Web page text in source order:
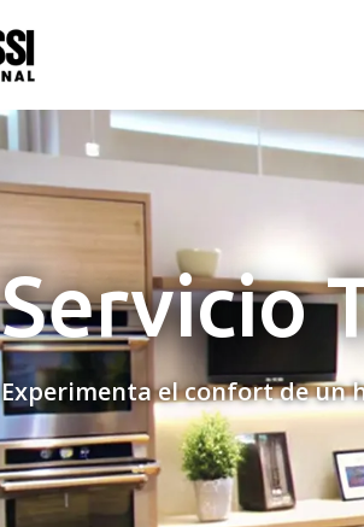
Servicio
Experimenta el confort de un